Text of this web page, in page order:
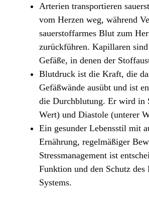
Arterien transportieren
vom Herzen weg, während
sauerstoffarmes Blut zum
zurückführen. Kapillaren
Gefäße, in denen der
Blutdruck ist die Kraft, die
Gefäßwände ausübt und ist
die Durchblutung. Er wird in
Wert) und Diastole (unterer
Ein gesunder Lebensstil mit
Ernährung, regelmäßiger
Stressmanagement ist
Funktion und den Schutz
Systems.